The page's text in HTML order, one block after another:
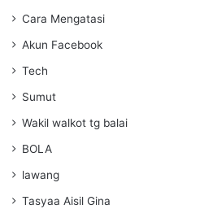
Cara Mengatasi
Akun Facebook
Tech
Sumut
Wakil walkot tg balai
BOLA
lawang
Tasyaa Aisil Gina